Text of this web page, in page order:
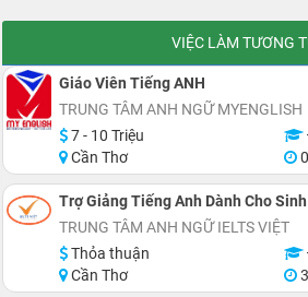
VIỆC LÀM TƯƠNG
Giáo Viên Tiếng ANH
TRUNG TÂM ANH NGỮ MYENGLISH
7 - 10 Triệu
Cần Thơ
Trợ Giảng Tiếng Anh Dành Cho
TRUNG TÂM ANH NGỮ IELTS VIỆT
Thỏa thuận
Cần Thơ